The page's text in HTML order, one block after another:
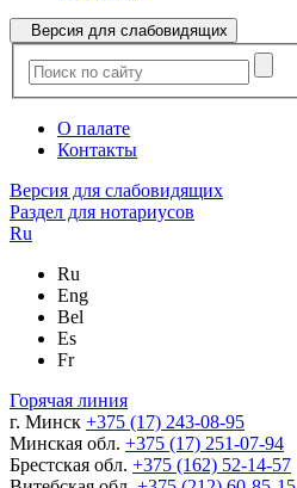
Версия для слабовидящих
О палате
Контакты
Версия для слабовидящих
Раздел для нотариусов
Ru
Ru
Eng
Bel
Es
Fr
Горячая линия
г. Минск +375 (17) 243-08-95
Минская обл. +375 (17) 251-07-94
Брестская обл. +375 (162) 52-14-57